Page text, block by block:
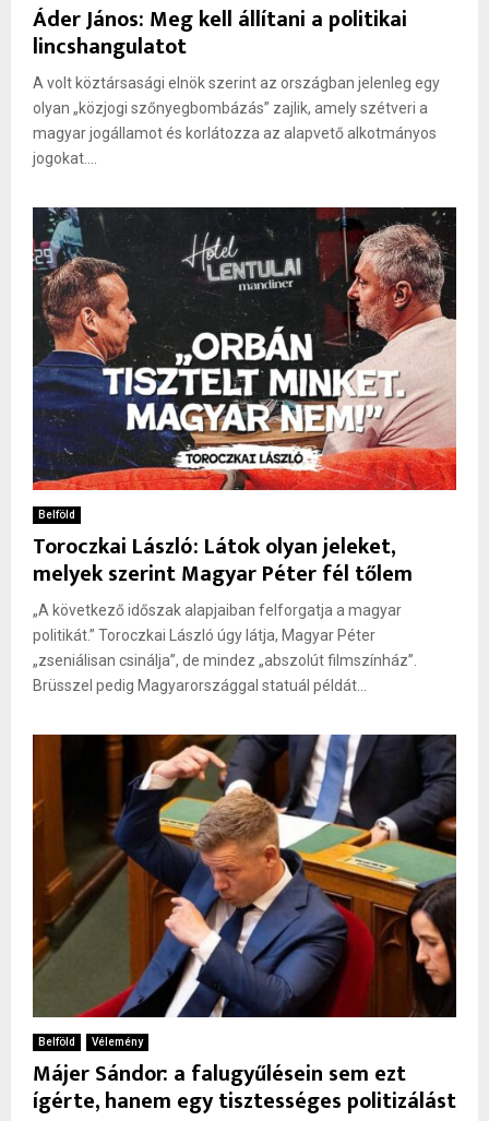
Áder János: Meg kell állítani a politikai
lincshangulatot
A volt köztársasági elnök szerint az országban jelenleg egy
olyan „közjogi szőnyegbombázás” zajlik, amely szétveri a
magyar jogállamot és korlátozza az alapvető alkotmányos
jogokat....
Belföld
Toroczkai László: Látok olyan jeleket,
melyek szerint Magyar Péter fél tőlem
„A következő időszak alapjaiban felforgatja a magyar
politikát.” Toroczkai László úgy látja, Magyar Péter
„zseniálisan csinálja”, de mindez „abszolút filmszínház”.
Brüsszel pedig Magyarországgal statuál példát...
Belföld Vélemény
Májer Sándor: a falugyűlésein sem ezt
ígérte, hanem egy tisztességes politizálást